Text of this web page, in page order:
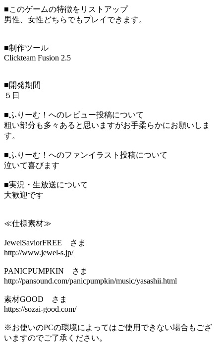
■このゲームの特徴をリストアップ
男性、女性どちらでもプレイできます。
■制作ツール
Clickteam Fusion 2.5
■開発期間
５日
■ふりーむ！へのレビュー投稿について
粗い部分も多々あると思いますがお手柔らかにお願いしま
す。
■ふりーむ！へのファンイラスト投稿について
泣いて喜びます
■実況・生放送について
大歓迎です
≪仕様素材≫
JewelSaviorFREE さま
http://www.jewel-s.jp/
PANICPUMPKIN さま
http://pansound.com/panicpumpkin/music/yasashii.html
素材GOOD さま
https://sozai-good.com/
※お使いのPCの環境によってはご使用できない場合もござ
いますのでご了承ください。